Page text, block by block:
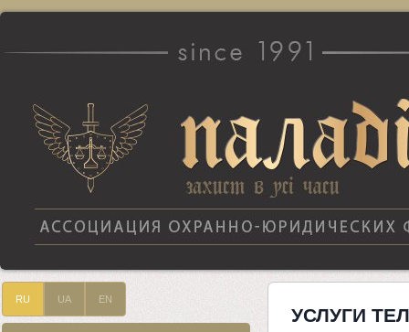
RU UA EN
УСЛУГИ